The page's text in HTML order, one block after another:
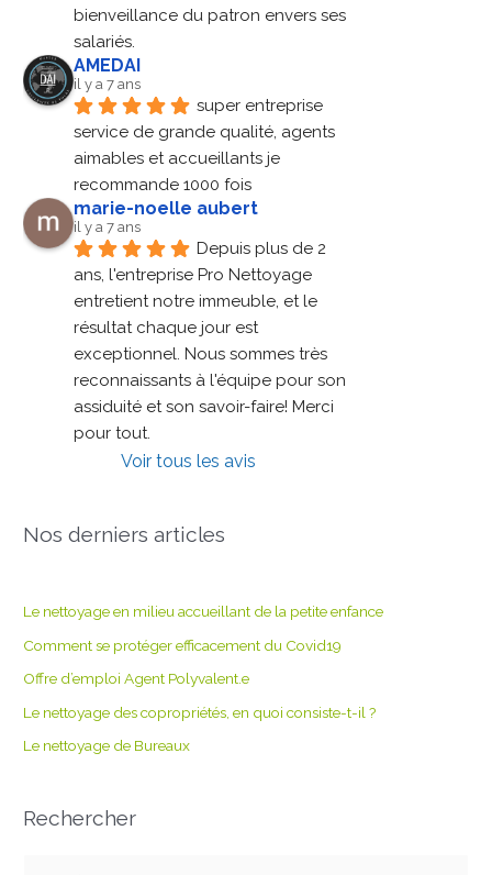
bienveillance du patron envers ses
salariés.
AMEDAI
il y a 7 ans
super entreprise
service de grande qualité, agents
aimables et accueillants je
recommande 1000 fois
marie-noelle aubert
il y a 7 ans
Depuis plus de 2
ans, l'entreprise Pro Nettoyage
entretient notre immeuble, et le
résultat chaque jour est
exceptionnel. Nous sommes très
reconnaissants à l'équipe pour son
assiduité et son savoir-faire! Merci
pour tout.
Voir tous les avis
Nos derniers articles
Le nettoyage en milieu accueillant de la petite enfance
Comment se protéger efficacement du Covid19
Offre d’emploi Agent Polyvalent.e
Le nettoyage des copropriétés, en quoi consiste-t-il ?
Le nettoyage de Bureaux
Rechercher